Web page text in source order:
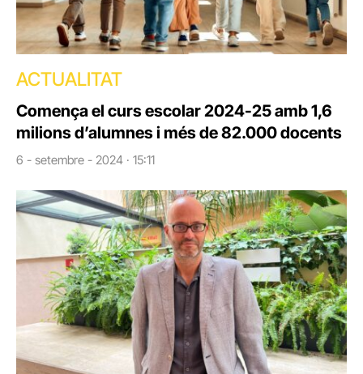
ACTUALITAT
Comença el curs escolar 2024-25 amb 1,6
milions d’alumnes i més de 82.000 docents
6 - setembre - 2024 · 15:11